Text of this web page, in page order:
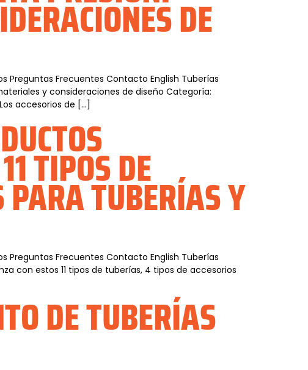
DE
Preguntas Frecuentes Contacto English Tuberías
y consideraciones de diseño Categoría:
accesorios de […]
TIPOS DE
TUBERÍAS Y
Preguntas Frecuentes Contacto English Tuberías
con estos 11 tipos de tuberías, 4 tipos de accesorios
DE TUBERÍAS